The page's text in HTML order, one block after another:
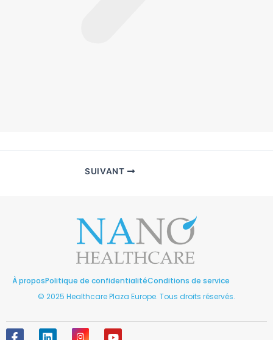
SUIVANT
À proposPolitique de confidentialitéConditions de service
© 2025 Healthcare Plaza Europe. Tous droits réservés.
F
L
I
Y